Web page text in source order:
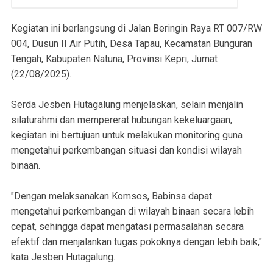
Kegiatan ini berlangsung di Jalan Beringin Raya RT 007/RW
004, Dusun II Air Putih, Desa Tapau, Kecamatan Bunguran
Tengah, Kabupaten Natuna, Provinsi Kepri, Jumat
(22/08/2025).
Serda Jesben Hutagalung menjelaskan, selain menjalin
silaturahmi dan mempererat hubungan kekeluargaan,
kegiatan ini bertujuan untuk melakukan monitoring guna
mengetahui perkembangan situasi dan kondisi wilayah
binaan.
"Dengan melaksanakan Komsos, Babinsa dapat
mengetahui perkembangan di wilayah binaan secara lebih
cepat, sehingga dapat mengatasi permasalahan secara
efektif dan menjalankan tugas pokoknya dengan lebih baik,"
kata Jesben Hutagalung.